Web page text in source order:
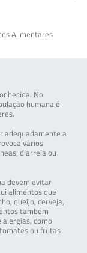
Alimentares
No
humana é
adequadamente a
vários
diarreia ou
devem evitar
alimentos que
queijo, cerveja,
também
alergias, como
ou frutas